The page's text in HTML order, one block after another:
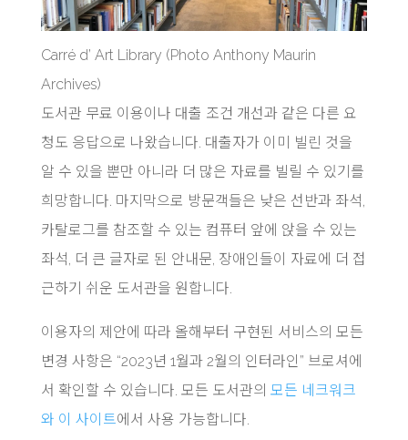
Carré d’ Art Library (Photo Anthony Maurin
Archives)
도서관 무료 이용이나 대출 조건 개선과 같은 다른 요
청도 응답으로 나왔습니다. 대출자가 이미 빌린 것을
알 수 있을 뿐만 아니라 더 많은 자료를 빌릴 수 있기를
희망합니다. 마지막으로 방문객들은 낮은 선반과 좌석,
카탈로그를 참조할 수 있는 컴퓨터 앞에 앉을 수 있는
좌석, 더 큰 글자로 된 안내문, 장애인들이 자료에 더 접
근하기 쉬운 도서관을 원합니다.
이용자의 제안에 따라 올해부터 구현된 서비스의 모든
변경 사항은 “2023년 1월과 2월의 인터라인” 브로셔에
서 확인할 수 있습니다. 모든 도서관의 모든 네크워크
와 이 사이트에서 사용 가능합니다.